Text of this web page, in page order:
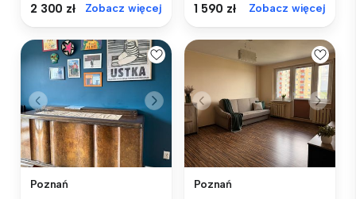
2 300 zł Zobacz więcej 1 590 zł Zobacz więcej
Poznań Poznań